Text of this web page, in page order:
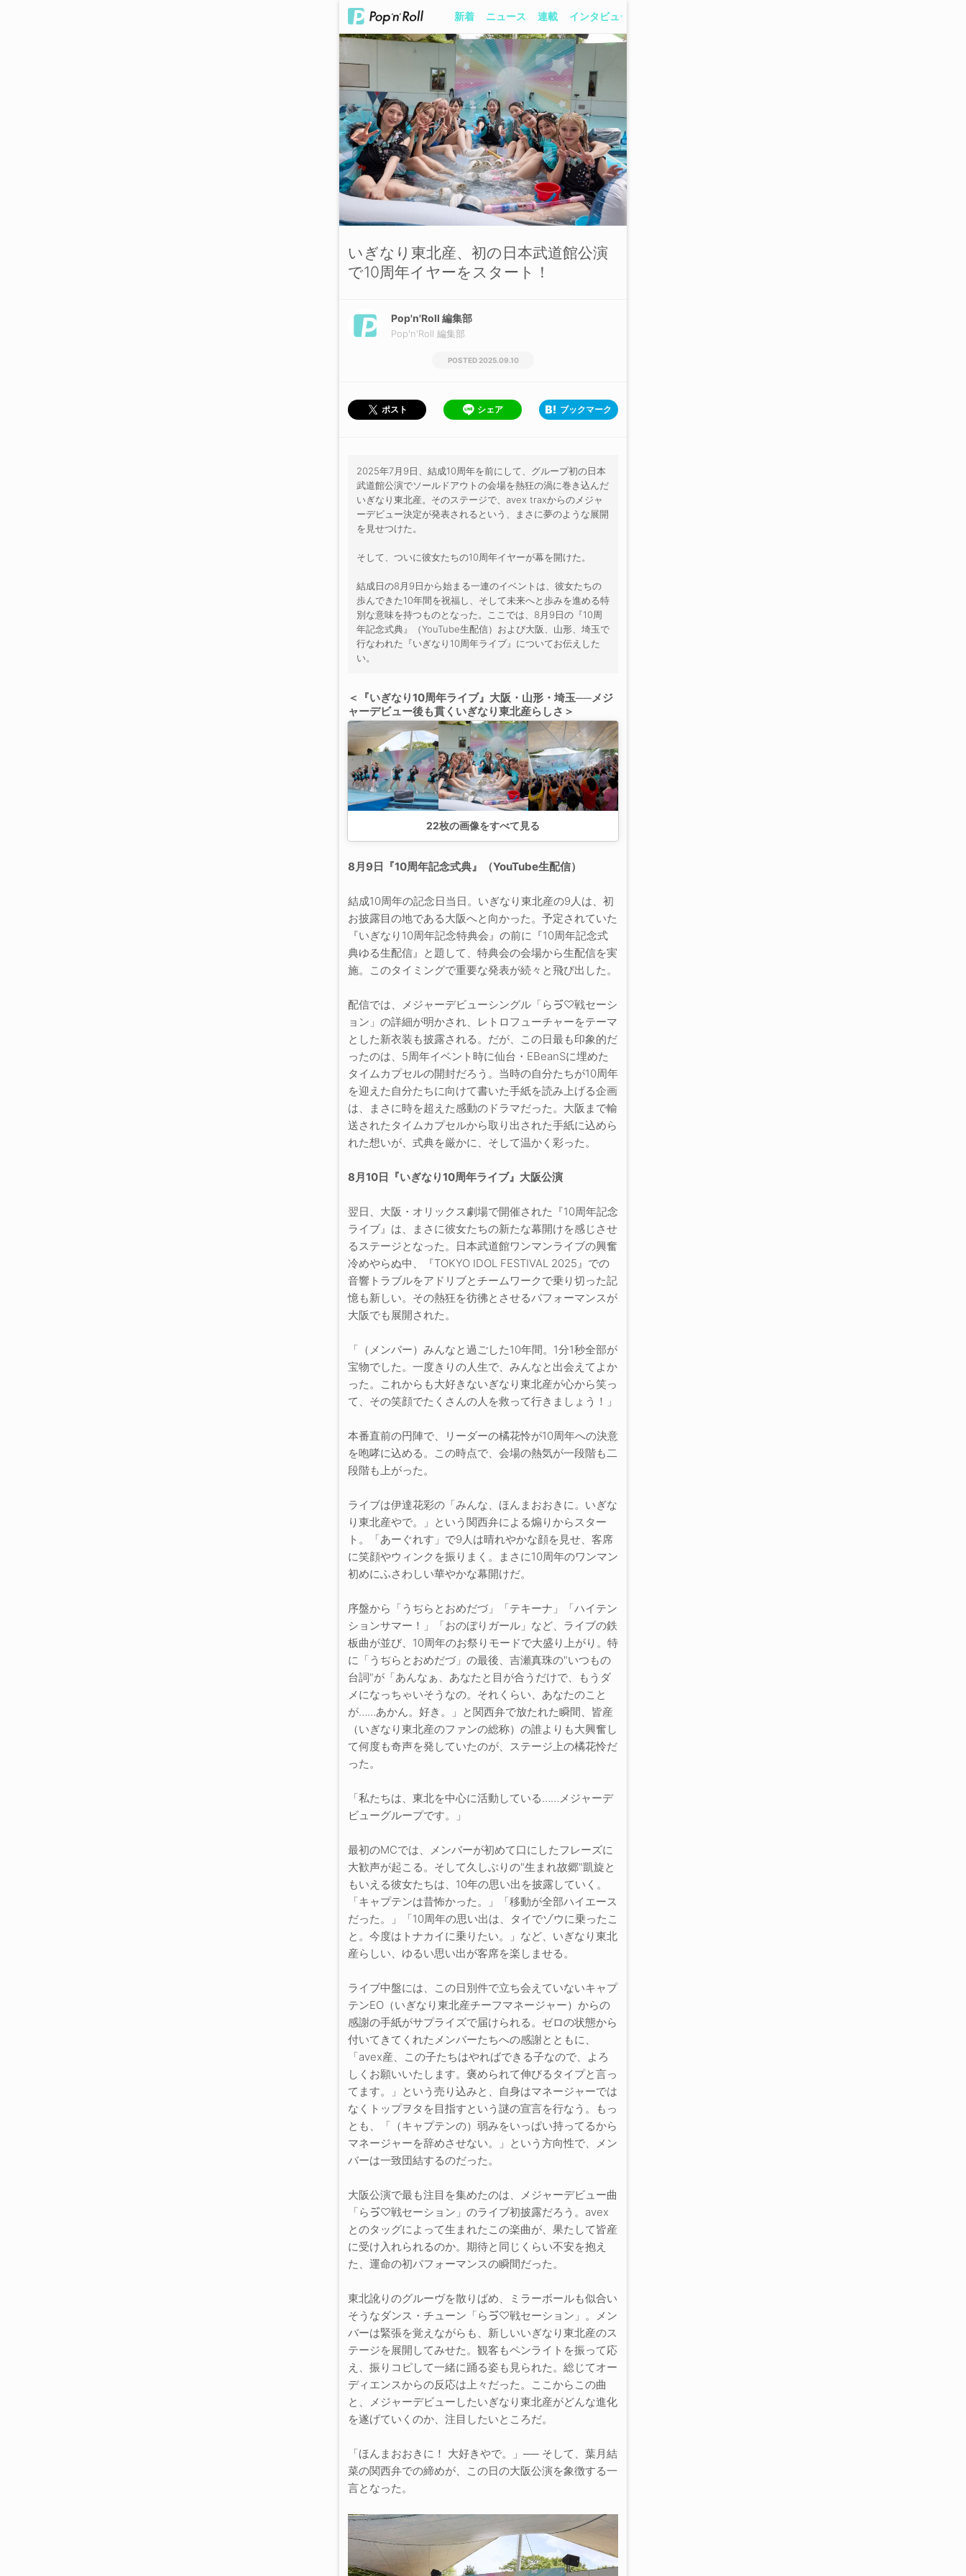
新着 ニュース 連載 インタビュー
いぎなり東北産、初の日本武道館公演
で10周年イヤーをスタート！
Pop'n'Roll 編集部
Pop'n'Roll 編集部
2025.09.10
ポスト シェア ブックマーク
2025年7月9日、結成10周年を前にして、グループ初の日本
武道館公演でソールドアウトの会場を熱狂の渦に巻き込んだ
いぎなり東北産。そのステージで、avex traxからのメジャ
ーデビュー決定が発表されるという、まさに夢のような展開
を見せつけた。
そして、ついに彼女たちの10周年イヤーが幕を開けた。
結成日の8月9日から始まる一連のイベントは、彼女たちの
歩んできた10年間を祝福し、そして未来へと歩みを進める特
別な意味を持つものとなった。ここでは、8月9日の『10周
年記念式典』（YouTube生配信）および大阪、山形、埼玉で
行なわれた『いぎなり10周年ライブ』についてお伝えした
い。
＜『いぎなり10周年ライブ』大阪・山形・埼玉──メジ
ャーデビュー後も貫くいぎなり東北産らしさ＞
22枚の画像をすべて見る
8月9日『10周年記念式典』（YouTube生配信）
結成10周年の記念日当日。いぎなり東北産の9人は、初
お披露目の地である大阪へと向かった。予定されていた
『いぎなり10周年記念特典会』の前に『10周年記念式
典ゆる生配信』と題して、特典会の会場から生配信を実
施。このタイミングで重要な発表が続々と飛び出した。
配信では、メジャーデビューシングル「らゔ♡戦セーシ
ョン」の詳細が明かされ、レトロフューチャーをテーマ
とした新衣装も披露される。だが、この日最も印象的だ
ったのは、5周年イベント時に仙台・EBeanSに埋めた
タイムカプセルの開封だろう。当時の自分たちが10周年
を迎えた自分たちに向けて書いた手紙を読み上げる企画
は、まさに時を超えた感動のドラマだった。大阪まで輸
送されたタイムカプセルから取り出された手紙に込めら
れた想いが、式典を厳かに、そして温かく彩った。
8月10日『いぎなり10周年ライブ』大阪公演
翌日、大阪・オリックス劇場で開催された『10周年記念
ライブ』は、まさに彼女たちの新たな幕開けを感じさせ
るステージとなった。日本武道館ワンマンライブの興奮
冷めやらぬ中、『TOKYO IDOL FESTIVAL 2025』での
音響トラブルをアドリブとチームワークで乗り切った記
憶も新しい。その熱狂を彷彿とさせるパフォーマンスが
大阪でも展開された。
「（メンバー）みんなと過ごした10年間。1分1秒全部が
宝物でした。一度きりの人生で、みんなと出会えてよか
った。これからも大好きないぎなり東北産が心から笑っ
て、その笑顔でたくさんの人を救って行きましょう！」
本番直前の円陣で、リーダーの橘花怜が10周年への決意
を咆哮に込める。この時点で、会場の熱気が一段階も二
段階も上がった。
ライブは伊達花彩の「みんな、ほんまおおきに。いぎな
り東北産やで。」という関西弁による煽りからスター
ト。「あーぐれす」で9人は晴れやかな顔を見せ、客席
に笑顔やウィンクを振りまく。まさに10周年のワンマン
初めにふさわしい華やかな幕開けだ。
序盤から「うぢらとおめだづ」「テキーナ」「ハイテン
ションサマー！」「おのぼりガール」など、ライブの鉄
板曲が並び、10周年のお祭りモードで大盛り上がり。特
に「うぢらとおめだづ」の最後、吉瀬真珠の"いつもの
台詞"が「あんなぁ、あなたと目が合うだけで、もうダ
メになっちゃいそうなの。それくらい、あなたのこと
が……あかん。好き。」と関西弁で放たれた瞬間、皆産
（いぎなり東北産のファンの総称）の誰よりも大興奮し
て何度も奇声を発していたのが、ステージ上の橘花怜だ
った。
「私たちは、東北を中心に活動している……メジャーデ
ビューグループです。」
最初のMCでは、メンバーが初めて口にしたフレーズに
大歓声が起こる。そして久しぶりの"生まれ故郷"凱旋と
もいえる彼女たちは、10年の思い出を披露していく。
「キャプテンは昔怖かった。」「移動が全部ハイエース
だった。」「10周年の思い出は、タイでゾウに乗ったこ
と。今度はトナカイに乗りたい。」など、いぎなり東北
産らしい、ゆるい思い出が客席を楽しませる。
ライブ中盤には、この日別件で立ち会えていないキャプ
テンEO（いぎなり東北産チーフマネージャー）からの
感謝の手紙がサプライズで届けられる。ゼロの状態から
付いてきてくれたメンバーたちへの感謝とともに、
「avex産、この子たちはやればできる子なので、よろ
しくお願いいたします。褒められて伸びるタイプと言っ
てます。」という売り込みと、自身はマネージャーでは
なくトップヲタを目指すという謎の宣言を行なう。もっ
とも、「（キャプテンの）弱みをいっぱい持ってるから
マネージャーを辞めさせない。」という方向性で、メン
バーは一致団結するのだった。
大阪公演で最も注目を集めたのは、メジャーデビュー曲
「らゔ♡戦セーション」のライブ初披露だろう。avex
とのタッグによって生まれたこの楽曲が、果たして皆産
に受け入れられるのか。期待と同じくらい不安を抱え
た、運命の初パフォーマンスの瞬間だった。
東北訛りのグルーヴを散りばめ、ミラーボールも似合い
そうなダンス・チューン「らゔ♡戦セーション」。メン
バーは緊張を覚えながらも、新しいいぎなり東北産のス
テージを展開してみせた。観客もペンライトを振って応
え、振りコピして一緒に踊る姿も見られた。総じてオー
ディエンスからの反応は上々だった。ここからこの曲
と、メジャーデビューしたいぎなり東北産がどんな進化
を遂げていくのか、注目したいところだ。
「ほんまおおきに！ 大好きやで。」── そして、葉月結
菜の関西弁での締めが、この日の大阪公演を象徴する一
言となった。